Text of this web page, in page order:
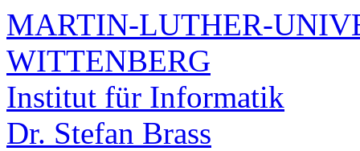
MARTIN-LUTHER-
WITTENBERG
Institut für Informatik
Dr. Stefan Brass